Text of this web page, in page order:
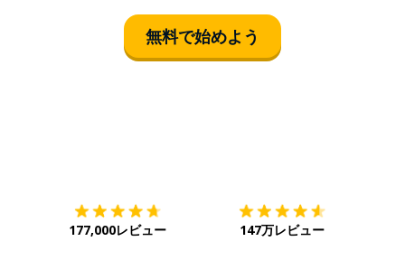
無料で始めよう
177,000レビュー 147万レビュー